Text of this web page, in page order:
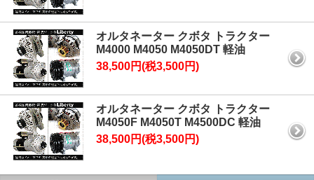
オルタネーター クボタ トラクター
M4000 M4050 M4050DT 軽油
38,500円(税3,500円)
オルタネーター クボタ トラクター
M4050F M4050T M4500DC 軽油
38,500円(税3,500円)